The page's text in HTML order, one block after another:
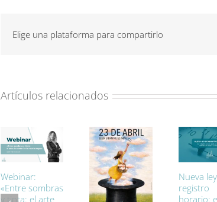
Elige una plataforma para compartirlo
Artículos relacionados
Webinar:
«Entre sombras
y tinta: el arte
Nueva
registro
horario: